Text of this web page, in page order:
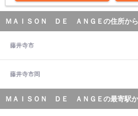
ＭＡＩＳＯＮ ＤＥ ＡＮＧＥの住所か
藤井寺市
藤井寺市岡
ＭＡＩＳＯＮ ＤＥ ＡＮＧＥの最寄駅